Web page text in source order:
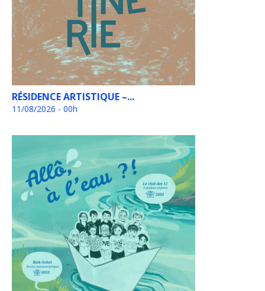
RÉSIDENCE ARTISTIQUE –...
11/08/2026 - 00h